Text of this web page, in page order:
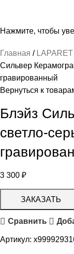
Нажмите, чтобы
Главная LAPARET
Сильвер
гравированный
Вернуться к
Блэйз
светло-
3 300 ₽
ЗАКАЗАТЬ
Сравнить
Артикул: